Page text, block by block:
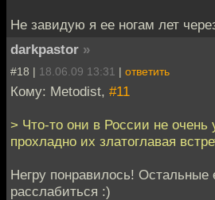
Не завидую я ее ногам лет
darkpastor »
#18 | 18.06.09 13:31 | ответить
Кому: Metodist, #11
> Что-то они в России не
прохладно их златоглавая
Негру понравилось! Остальные
расслабиться :)